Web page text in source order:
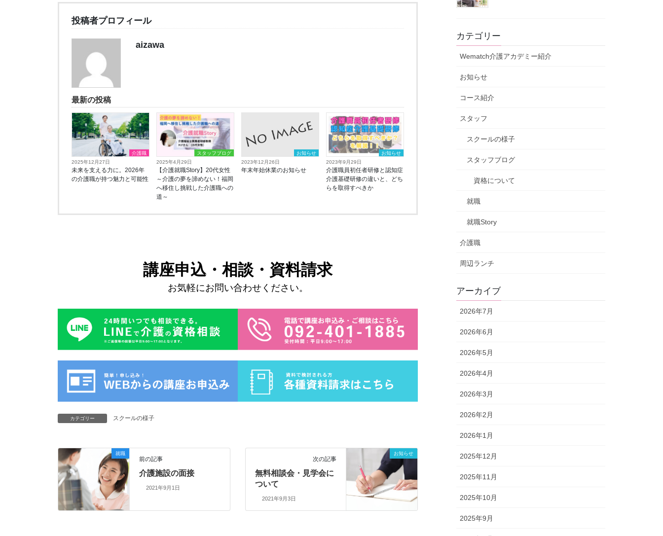
投稿者プロフィール
aizawa
最新の投稿
介護職
2025年12月27日
未来を支える力に。2026年
の介護職が持つ魅力と可能性
スタッフブログ
2025年4月29日
【介護就職Story】20代女性
～介護の夢を諦めない！福岡
へ移住し挑戦した介護職への
道～
お知らせ
2023年12月26日
年末年始休業のお知らせ
お知らせ
2023年9月29日
介護職員初任者研修と認知症
介護基礎研修の違いと、どち
らを取得すべきか
講座申込・相談・ 資料請求
お気軽にお問い合わせください。
カテゴリー スクールの様子
就職
前の記事
介護施設の面接
2021年9月1日
お知らせ
次の記事
無料相談会・見学会に
ついて
2021年9月3日
カテゴリー
Wematch介護アカデミー紹介
お知らせ
コース紹介
スタッフ
スクールの様子
スタッフブログ
資格について
就職
就職Story
介護職
周辺ランチ
アーカイブ
2026年7月
2026年6月
2026年5月
2026年4月
2026年3月
2026年2月
2026年1月
2025年12月
2025年11月
2025年10月
2025年9月